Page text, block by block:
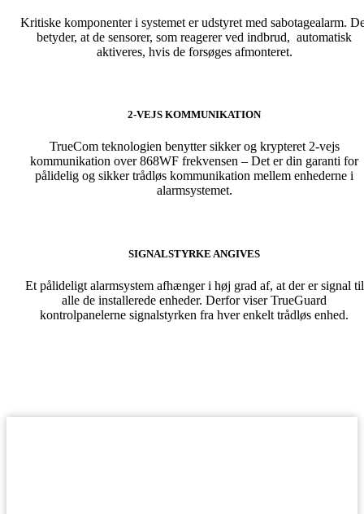
Kritiske komponenter i systemet er udstyret med sabotagealarm.
betyder, at de sensorer, som reagerer ved indbrud, automatisk
aktiveres, hvis de forsøges afmonteret.
2-VEJS KOMMUNIKATION
TrueCom teknologien benytter sikker og krypteret 2-vejs
kommunikation over 868WF frekvensen – Det er din garanti for
pålidelig og sikker trådløs kommunikation mellem enhederne i
alarmsystemet.
SIGNALSTYRKE ANGIVES
Et pålideligt alarmsystem afhænger i høj grad af, at der er signal til
alle de installerede enheder. Derfor viser TrueGuard
kontrolpanelerne signalstyrken fra hver enkelt trådløs enhed.